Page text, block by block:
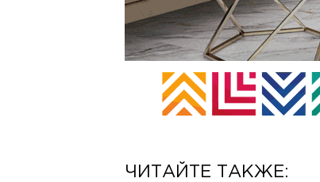
ЧИТАЙТЕ ТАКЖЕ: